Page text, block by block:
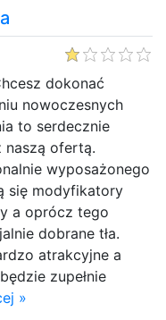
dokonać
nowoczesnych
to serdecznie
naszą ofertą.
wyposażonego
się modyfikatory
a oprócz tego
dobrane tła.
atrakcyjne a
zupełnie
»